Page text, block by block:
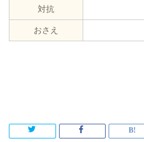
対抗
おさえ